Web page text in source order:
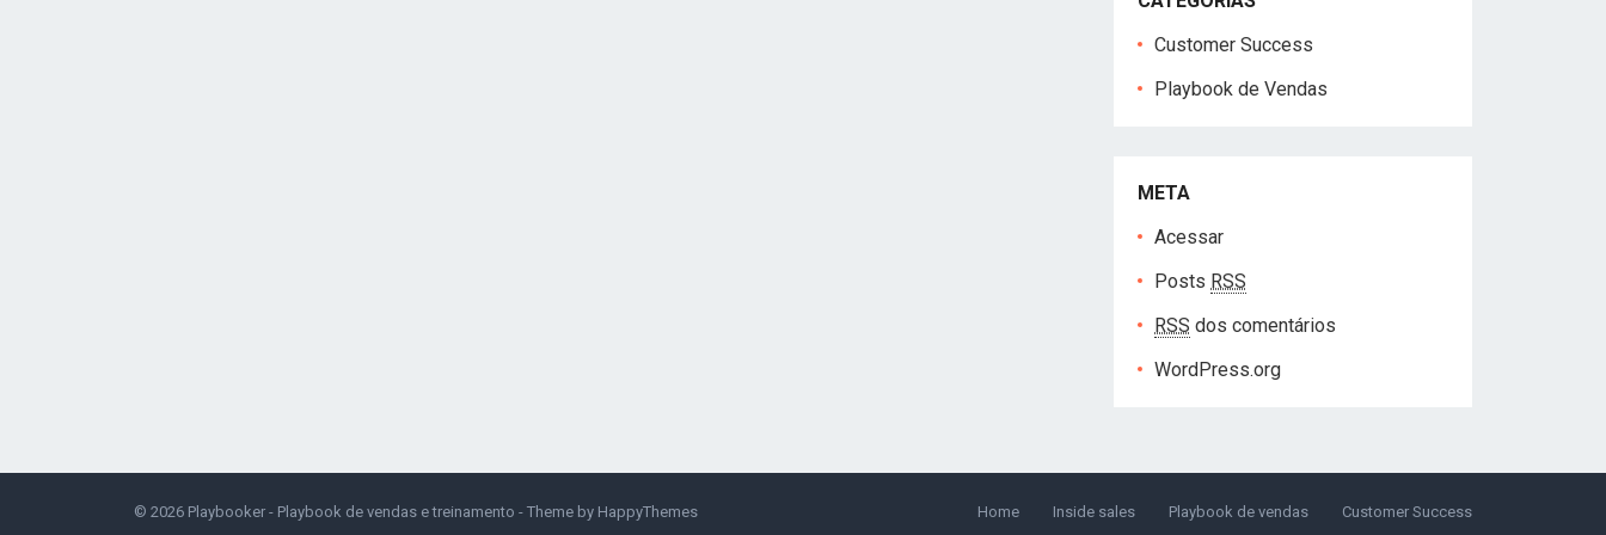
Customer Success
Playbook de Vendas
META
Acessar
Posts RSS
RSS dos comentários
WordPress.org
© 2026 Playbooker - Playbook de vendas e treinamento - Theme by HappyThemes Home Inside sales Playbook de vendas Customer Success